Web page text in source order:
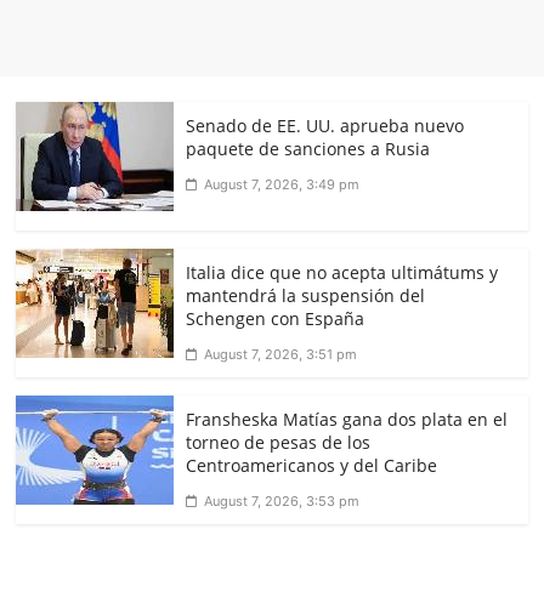
Senado de EE. UU. aprueba nuevo
paquete de sanciones a Rusia
August 7, 2026, 3:49 pm
Italia dice que no acepta ultimátums y
mantendrá la suspensión del
Schengen con España
August 7, 2026, 3:51 pm
Fransheska Matías gana dos plata en el
torneo de pesas de los
Centroamericanos y del Caribe
August 7, 2026, 3:53 pm